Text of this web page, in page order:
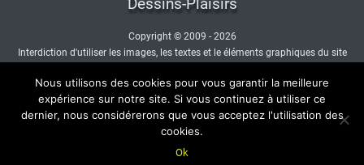
Copyright © 2009 - 2026
Interdiction d'utiliser les images, les textes et le éléments graphiques du site
- Nous contacter -
Nous utilisons des cookies pour vous garantir la meilleure
expérience sur notre site. Si vous continuez à utiliser ce
dernier, nous considérerons que vous acceptez l'utilisation des
cookies.
Ok